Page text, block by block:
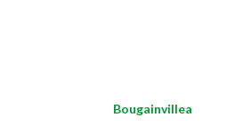
Bougainvillea